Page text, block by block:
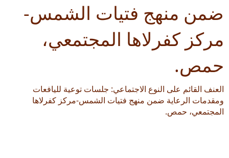
ضمن منهج فتيات الشمس-
مركز كفرلاها المجتمعي،
حمص.
العنف القائم على النوع الاجتماعي: جلسات توعية لليافعات
ومقدمات الرعاية ضمن منهج فتيات الشمس-مركز كفرلاها
المجتمعي، حمص.